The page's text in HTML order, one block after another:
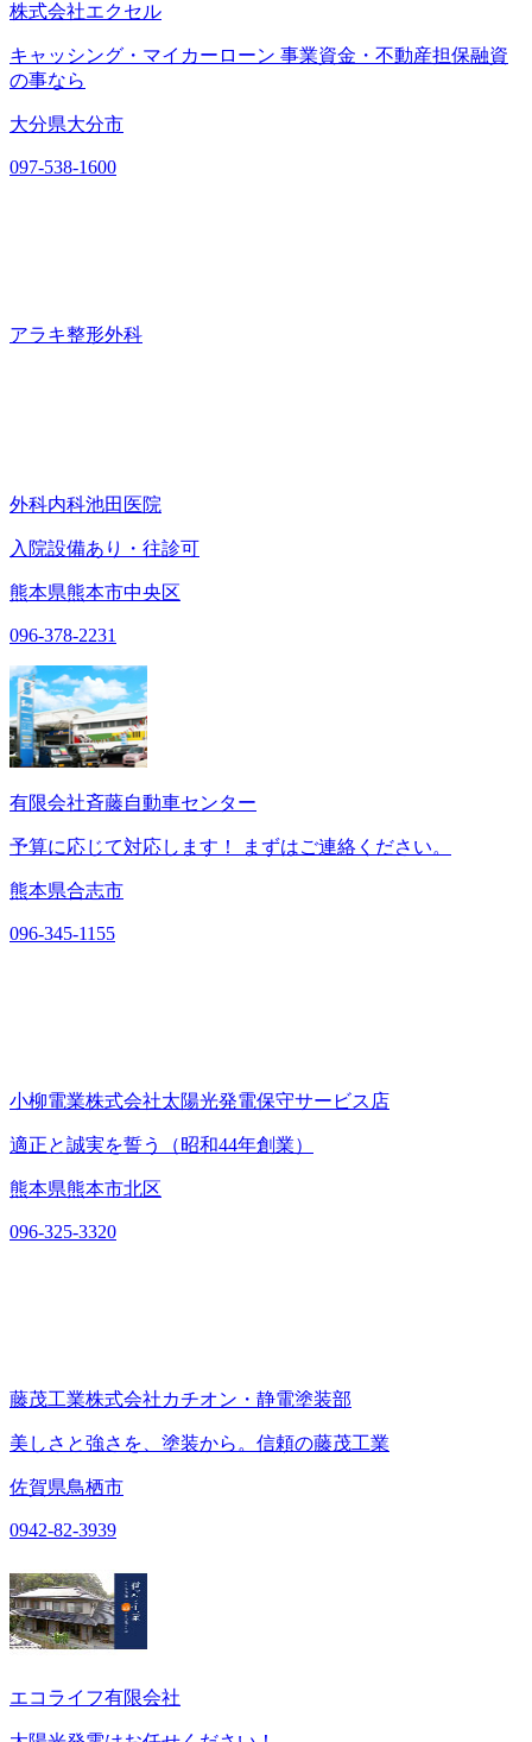
株式会社エクセル
キャッシング・マイカーローン 事業資金・不動産担保融資
の事なら
大分県大分市
097-538-1600
アラキ整形外科
外科内科池田医院
入院設備あり・往診可
熊本県熊本市中央区
096-378-2231
有限会社斉藤自動車センター
予算に応じて対応します！ まずはご連絡ください。
熊本県合志市
096-345-1155
小柳電業株式会社太陽光発電保守サービス店
適正と誠実を誓う（昭和44年創業）
熊本県熊本市北区
096-325-3320
藤茂工業株式会社カチオン・静電塗装部
美しさと強さを、塗装から。信頼の藤茂工業
佐賀県鳥栖市
0942-82-3939
エコライフ有限会社